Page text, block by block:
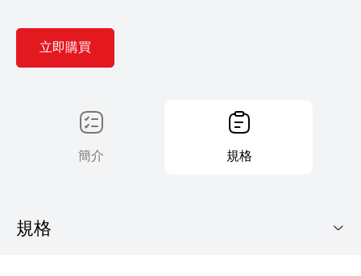
立即購買
簡介 規格
規格